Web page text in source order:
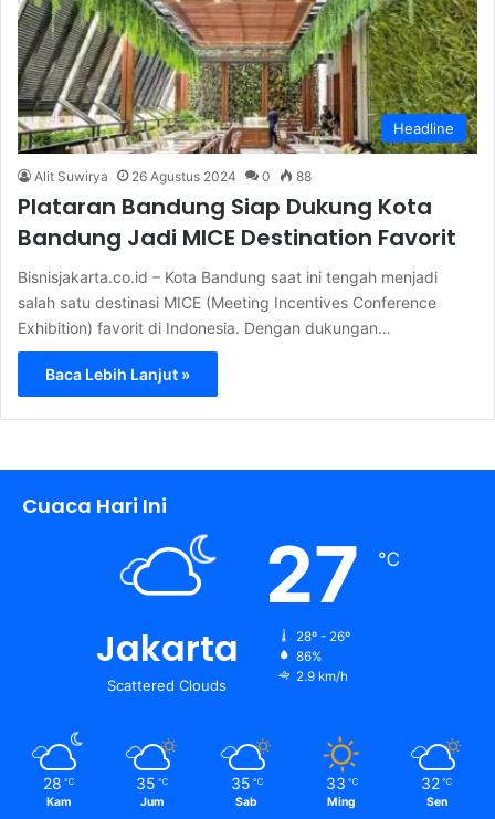
Headline
Alit Suwirya 26 Agustus 2024 0 88
Plataran Bandung Siap Dukung Kota
Bandung Jadi MICE Destination Favorit
Bisnisjakarta.co.id – Kota Bandung saat ini tengah menjadi
salah satu destinasi MICE (Meeting Incentives Conference
Exhibition) favorit di Indonesia. Dengan dukungan…
Baca Lebih Lanjut »
Cuaca Hari Ini
Jakarta
Scattered Clouds
27 ℃
28º - 26º
86%
2.9 km/h
28 ℃
Kam
35 ℃
Jum
35 ℃
Sab
33 ℃
Ming
32 ℃
Sen